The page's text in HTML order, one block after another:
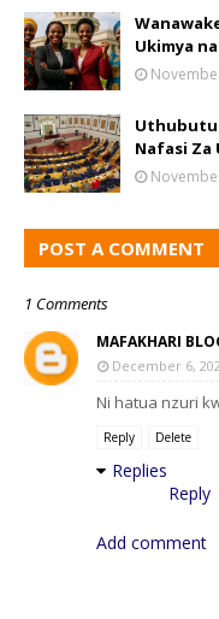
Ukimya
Uthubutu
Nafasi Za
POST A COMMENT
1 Comments
MAFAKHARI
December 6,
Ni hatua nzuri
Reply Delete
Replies
Reply
Add comment